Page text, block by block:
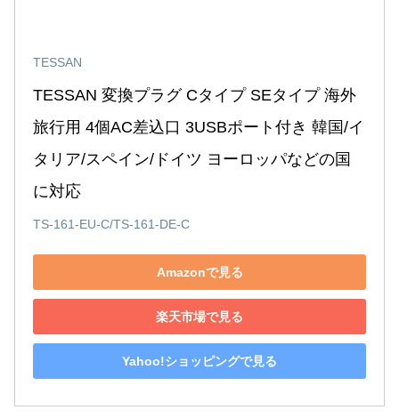
TESSAN
TESSAN 変換プラグ Cタイプ SEタイプ 海外
旅行用 4個AC差込口 3USBポート付き 韓国/イ
タリア/スペイン/ドイツ ヨーロッパなどの国
に対応
TS-161-EU-C/TS-161-DE-C
Amazonで見る
楽天市場で見る
Yahoo!ショッピングで見る